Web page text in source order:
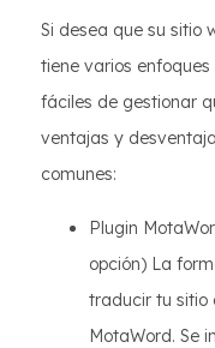
Si desea que su sitio
tiene varios enfoques
fáciles de gestionar
ventajas y
comunes:
Plugin
opción) La
traducir tu sitio
MotaWord. Se